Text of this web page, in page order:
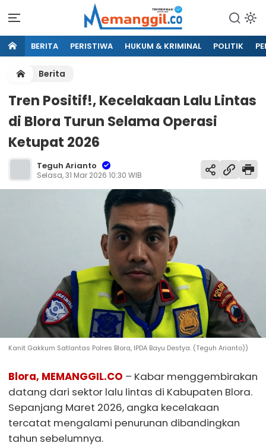
BERITA PERISTIWA HUKUM & KRIMINAL POLITIK
Berita
Tren Positif!, Kecelakaan Lalu Lintas
di Blora Turun Selama Operasi
Ketupat 2026
Teguh Arianto
Selasa, 31 Mar 2026 10:30 WIB
Kanit Gakkum Satlantas Polres Blora, IPDA Bayu Destya. (Teguh Arianto))
Blora, MEMANGGIL.CO – Kabar menggembirakan
datang dari sektor lalu lintas di Kabupaten Blora.
Sepanjang Maret 2026, angka kecelakaan
tercatat mengalami penurunan dibandingkan
tahun sebelumnya.